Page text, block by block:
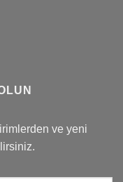
ve yeni